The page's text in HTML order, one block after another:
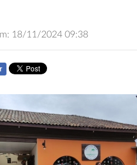
18/11/2024 09:38